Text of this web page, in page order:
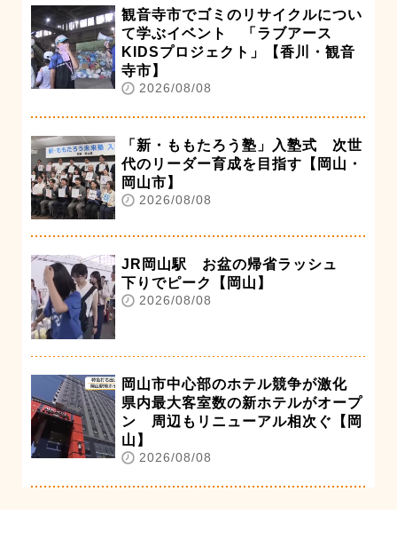
観音寺市でゴミのリサイクルについ
て学ぶイベント 「ラブアース
KIDSプロジェクト」【香川・観音
寺市】
2026/08/08
「新・ももたろう塾」入塾式 次世
代のリーダー育成を目指す【岡山・
岡山市】
2026/08/08
JR岡山駅 お盆の帰省ラッシュ
下りでピーク【岡山】
2026/08/08
岡山市中心部のホテル競争が激化
県内最大客室数の新ホテルがオープ
ン 周辺もリニューアル相次ぐ【岡
山】
2026/08/08